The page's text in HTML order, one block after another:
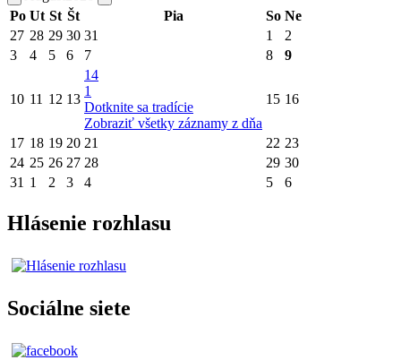
Po Ut St Št Pia So Ne
27 28 29 30 31 1
2
3
4 5 6 7 8 9
10 11 12 13
14
1
Dotknite sa tradície
Zobraziť všetky záznamy z dňa
15 16
17 18 19 20 21 22 23
24 25 26 27 28 29 30
31 1 2 3 4 5 6
Hlásenie rozhlasu
Sociálne siete